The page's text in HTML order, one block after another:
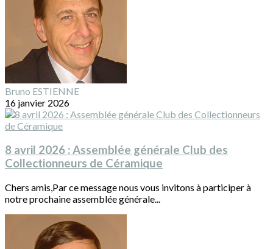
Bruno ESTIENNE
16 janvier 2026
8 avril 2026 : Assemblée générale Club des
Collectionneurs de Céramique
Chers amis,Par ce message nous vous invitons à participer à
notre prochaine assemblée générale...